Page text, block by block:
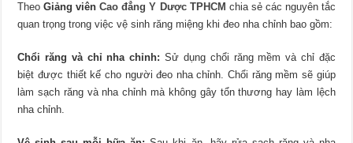
TheoGiảng viênCao đẳng Y Dược TPHCM chia sẻ các nguyên tắc
quan trọng trong việc vệ sinh răng miệng khi đeo nha chỉnh bao gồm:
Chổi răng và chỉ nha chỉnh: Sử dụng chổi răng mềm và chỉ đặc
biệt được thiết kế cho người đeo nha chỉnh. Chổi răng mềm sẽ giúp
làm sạch răng và nha chỉnh mà không gây tổn thương hay làm lệch
nha chỉnh.